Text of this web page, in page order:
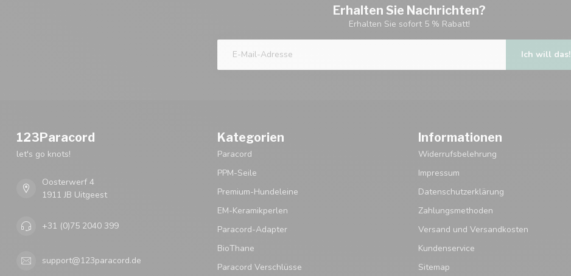
Erhalten Sie Nachrichten?
Erhalten Sie sofort 5 % Rabatt!
Ich will das!
123Paracord
let's go knots!
Oosterwerf 4
1911 JB Uitgeest
+31 (0)75 2040 399
support@123paracord.de
Kategorien
Paracord
PPM-Seile
Premium-Hundeleine
EM-Keramikperlen
Paracord-Adapter
BioThane
Paracord Verschlüsse
Informationen
Widerrufsbelehrung
Impressum
Datenschutzerklärung
Zahlungsmethoden
Versand und Versandkosten
Kundenservice
Sitemap